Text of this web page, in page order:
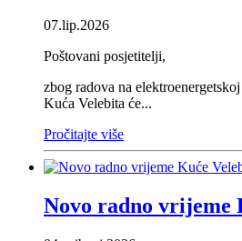
07.lip.2026
Poštovani posjetitelji,
zbog radova na
Kuća Velebita će...
Pročitajte više
Novo radno vrijeme